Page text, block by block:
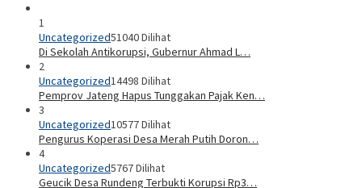
1
Uncategorized51040 Dilihat
Di Sekolah Antikorupsi, Gubernur Ahmad L…
2
Uncategorized14498 Dilihat
Pemprov Jateng Hapus Tunggakan Pajak Ken…
3
Uncategorized10577 Dilihat
Pengurus Koperasi Desa Merah Putih Doron…
4
Uncategorized5767 Dilihat
Geucik Desa Rundeng Terbukti Korupsi Rp3…